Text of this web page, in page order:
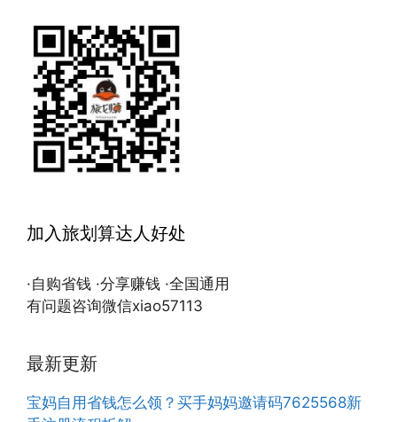
加入旅划算达人好处
·自购省钱 ·分享赚钱 ·全国通用
有问题咨询微信xiao57113
最新更新
宝妈自用省钱怎么领？买手妈妈邀请码7625568新